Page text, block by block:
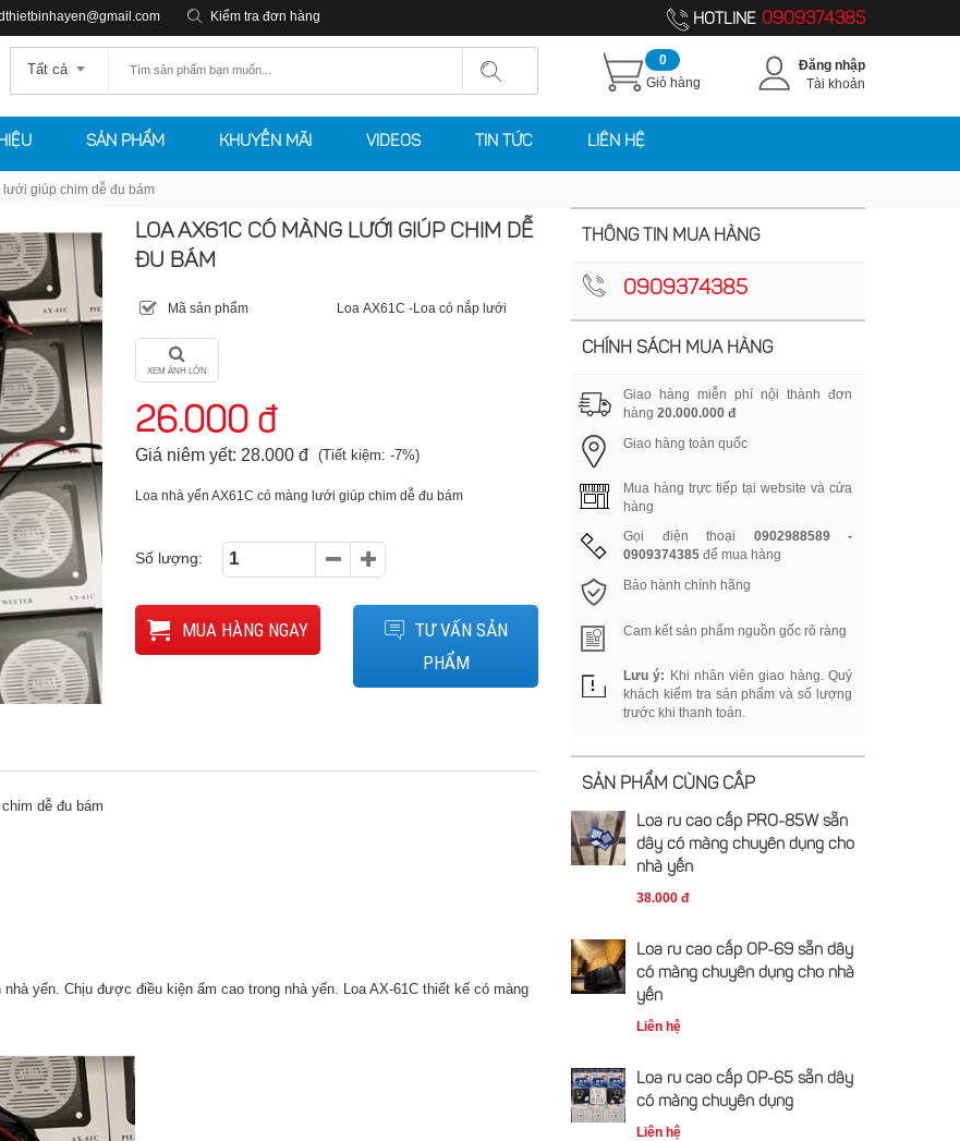
Kiểm tra đơn hàng HOTLINE 0909374385
Tất cả
0
Giỏ hàng
Đăng nhập
Tài khoản
SẢN PHẨM KHUYẾN MÃI VIDEOS TIN TỨC LIÊN HỆ
lưới giúp chim dễ đu bám
LOA AX61C CÓ MÀNG LƯỚI GIÚP CHIM DỄ
ĐU BÁM
Mã sản phẩm Loa AX61C -Loa có nắp lưới
XEM ẢNH LỚN
26.000 đ
Giá niêm yết: 28.000 đ (Tiết kiệm: -7%)
Loa nhà yến AX61C có màng lưới giúp chim dễ đu bám
Số lượng:
MUA HÀNG NGAY
TƯ VẤN SẢN
PHẨM
THÔNG TIN MUA HÀNG
0909374385
CHÍNH SÁCH MUA HÀNG
Giao hàng miễn phí nội thành đơn
hàng 20.000.000 đ
Giao hàng toàn quốc
Mua hàng trực tiếp tại website và cửa
hàng
Gọi điện thoại 0902988589 -
0909374385 để mua hàng
Bảo hành chính hãng
Cam kết sản phẩm nguồn gốc rõ ràng
Lưu ý: Khi nhân viên giao hàng. Quý
khách kiểm tra sản phẩm và số lượng
trước khi thanh toán.
dễ đu bám
yến. Chịu được điều kiện ẩm cao trong nhà yến. Loa AX-61C thiết kế có màng
SẢN PHẨM CÙNG CẤP
Loa ru cao cấp PRO-85W sẵn
dây có màng chuyên dụng cho
nhà yến
38.000 đ
Loa ru cao cấp OP-69 sẵn dây
có màng chuyên dụng cho nhà
yến
Liên hệ
Loa ru cao cấp OP-65 sẵn dây
có màng chuyên dụng
Liên hệ